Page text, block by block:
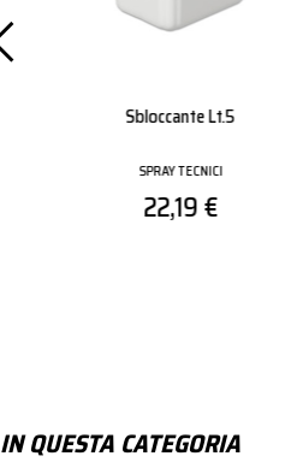
Tassello Mq-S 8 Nylon C/vite
TASSELLI ED ANCORANTI
0,18 €
IN QUESTA CATEGORIA